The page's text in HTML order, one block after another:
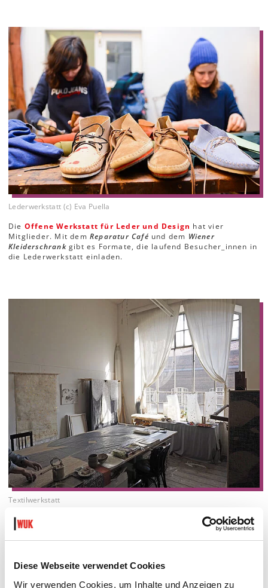
Diese Webseite verwendet Cookies
Wir verwenden Cookies, um Inhalte und Anzeigen zu
Lederwerkstatt (c) Eva Puella
Die Offene Werkstatt für Leder und Design hat vier
Mitglieder. Mit dem Reparatur Café und dem Wiener
Kleiderschrankgibt es Formate, die laufend Besucher_innen in
die Lederwerkstatt einladen.
Textilwerkstatt
DieOffene Textilwerkstatt
hat sich auf fünf aktive
Mitglieder vergrößert.